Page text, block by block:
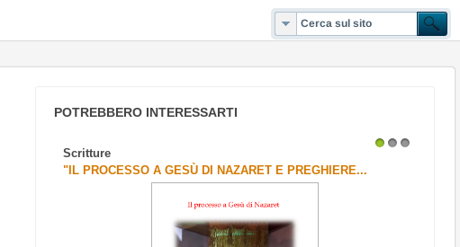
POTREBBERO INTERESSARTI
Scritture
"IL PROCESSO A GESÙ DI NAZARET E PREGHIERE...